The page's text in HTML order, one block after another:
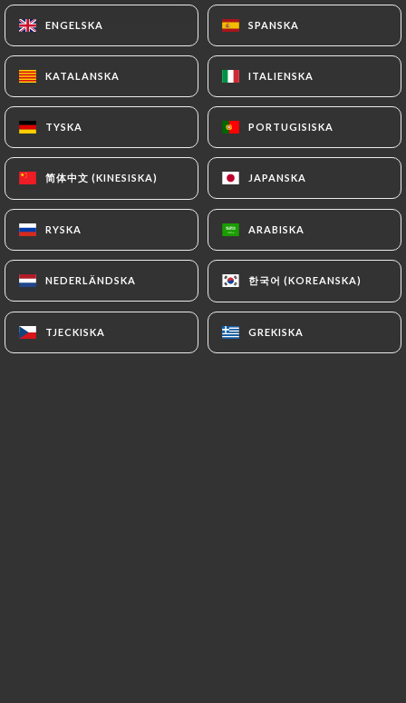
ENGELSKA SPANSKA
KATALANSKA ITALIENSKA
TYSKA PORTUGISISKA
简体中文 (KINESISKA) JAPANSKA
RYSKA ARABISKA
NEDERLÄNDSKA 한국어 (KOREANSKA)
TJECKISKA GREKISKA
/
Galleri
ENGELSKA SPANSKA
KATALANSKA ITALIENSKA
TYSKA PORTUGISISKA
简体中文 (KINESISKA) JAPANSKA
RYSKA ARABISKA
NEDERLÄNDSKA 한국어 (KOREANSKA)
TJECKISKA GREKISKA